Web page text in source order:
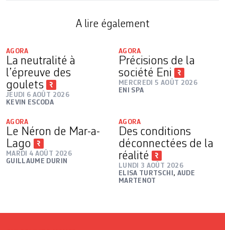
A lire également
AGORA
La neutralité à
l’épreuve des
goulets
JEUDI 6 AOÛT 2026
KEVIN ESCODA
AGORA
Précisions de la
société Eni
MERCREDI 5 AOÛT 2026
ENI SPA
AGORA
Le Néron de Mar-a-
Lago
MARDI 4 AOÛT 2026
GUILLAUME DURIN
AGORA
Des conditions
déconnectées de la
réalité
LUNDI 3 AOÛT 2026
ELISA TURTSCHI , AUDE
MARTENOT